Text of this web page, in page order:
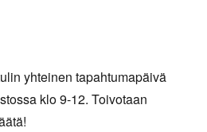
yhteinen tapahtumapäivä
klo 9-12. Toivotaan